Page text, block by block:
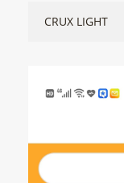
CRUX LIGHT